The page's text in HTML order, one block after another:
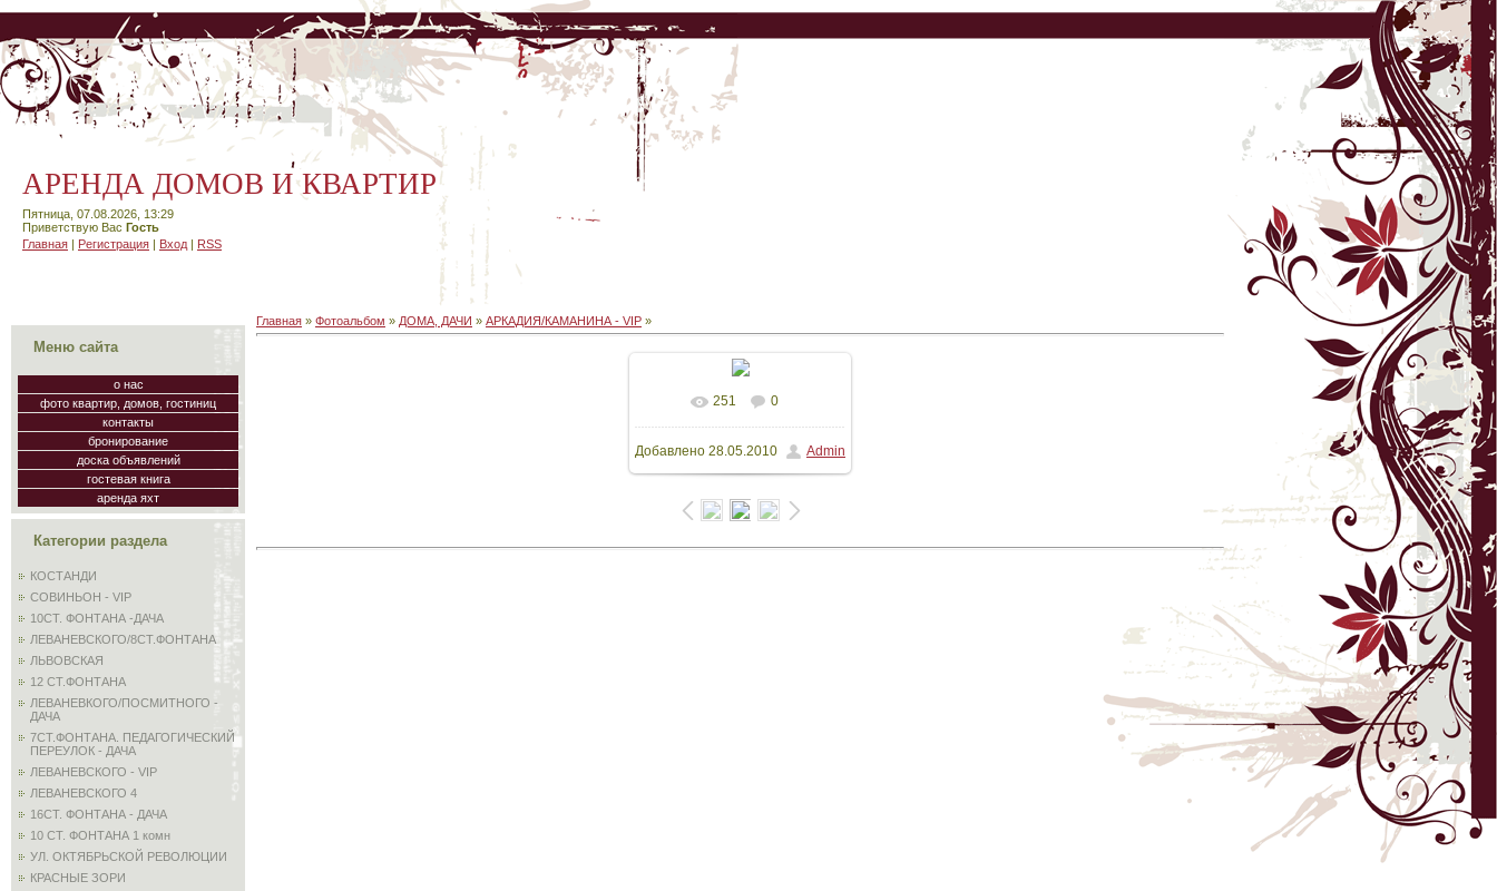
АРЕНДА ДОМОВ И КВАРТИР
Пятница, 07.08.2026, 13:29
Приветствую Вас Гость
Главная | Регистрация | Вход | RSS
Меню сайта
о нас
фото квартир, домов, гостиниц
контакты
бронирование
доска объявлений
гостевая книга
аренда яхт
Категории раздела
КОСТАНДИ
СОВИНЬОН - VIP
10СТ. ФОНТАНА -ДАЧА
ЛЕВАНЕВСКОГО/8СТ.ФОНТАНА
ЛЬВОВСКАЯ
12 СТ.ФОНТАНА
ЛЕВАНЕВКОГО/ПОСМИТНОГО -
ДАЧА
7СТ.ФОНТАНА. ПЕДАГОГИЧЕСКИЙ
ПЕРЕУЛОК - ДАЧА
ЛЕВАНЕВСКОГО - VIP
ЛЕВАНЕВСКОГО 4
16СТ. ФОНТАНА - ДАЧА
10 СТ. ФОНТАНА 1 комн
УЛ. ОКТЯБРЬСКОЙ РЕВОЛЮЦИИ
КРАСНЫЕ ЗОРИ
Главная » Фотоальбом » ДОМА, ДАЧИ » АРКАДИЯ/КАМАНИНА - VIP »
В реальном размере
480x640/ 82.7Kb
251 0
Добавлено 28.05.2010 Admin